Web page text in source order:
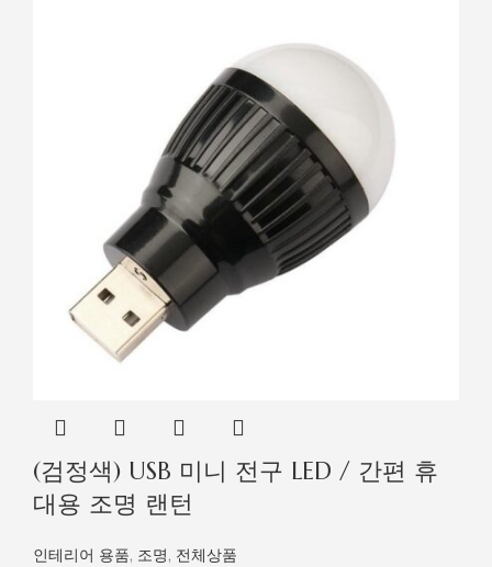
(검정색) USB 미니 전구 LED / 간편 휴
대용 조명 랜턴
인테리어 용품, 조명, 전체상품